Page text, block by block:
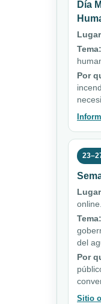
Día
Tema:
Por
online.
Tema:
del
Por
Sitio